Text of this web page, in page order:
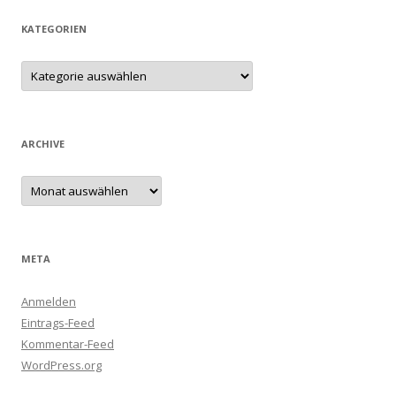
KATEGORIEN
Kategorien
ARCHIVE
Archive
META
Anmelden
Eintrags-Feed
Kommentar-Feed
WordPress.org